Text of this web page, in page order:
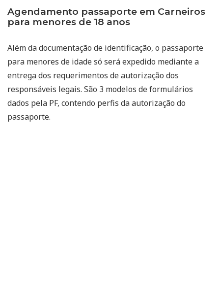
Agendamento passaporte em Carneiros
para menores de 18 anos
Além da documentação de identificação, o passaporte
para menores de idade só será expedido mediante a
entrega dos requerimentos de autorização dos
responsáveis legais. São 3 modelos de formulários
dados pela PF, contendo perfis da autorização do
passaporte.